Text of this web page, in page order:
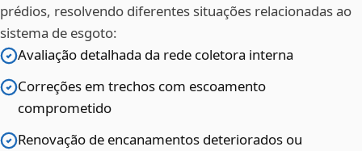
prédios, resolvendo diferentes situações relacionadas ao
sistema de esgoto:
Avaliação detalhada da rede coletora interna
Correções em trechos com escoamento
comprometido
Renovação de encanamentos deteriorados ou